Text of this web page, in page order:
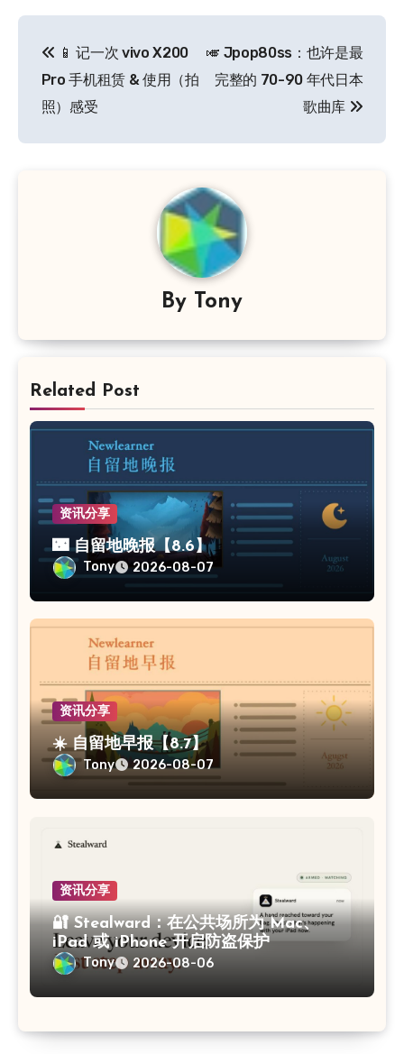
章
导
航
📱 记一次 vivo X200
Pro 手机租赁 & 使用（拍
照）感受
🎺 Jpop80ss：也许是最
完整的 70-90 年代日本
歌曲库
By Tony
Related Post
资讯分享
🌃 自留地晚报【8.6】
Tony 2026-08-07
资讯分享
☀️ 自留地早报【8.7】
Tony 2026-08-07
资讯分享
🔐 Stealward：在公共场所为 Mac、
iPad 或 iPhone 开启防盗保护
Tony 2026-08-06